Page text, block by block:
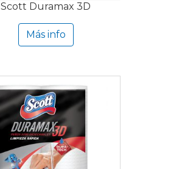
Scott Duramax 3D
Más info